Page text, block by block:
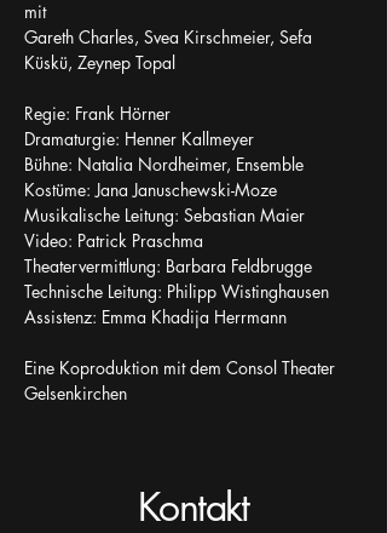
mit
Gareth Charles, Svea Kirschmeier, Sefa
Küskü, Zeynep Topal
Regie: Frank Hörner
Dramaturgie: Henner Kallmeyer
Bühne: Natalia Nordheimer, Ensemble
Kostüme: Jana Januschewski-Moze
Musikalische Leitung: Sebastian Maier
Video: Patrick Praschma
Theatervermittlung: Barbara Feldbrugge
Technische Leitung: Philipp Wistinghausen
Assistenz: Emma Khadija Herrmann
Eine Koproduktion mit dem Consol Theater
Gelsenkirchen
Kontakt